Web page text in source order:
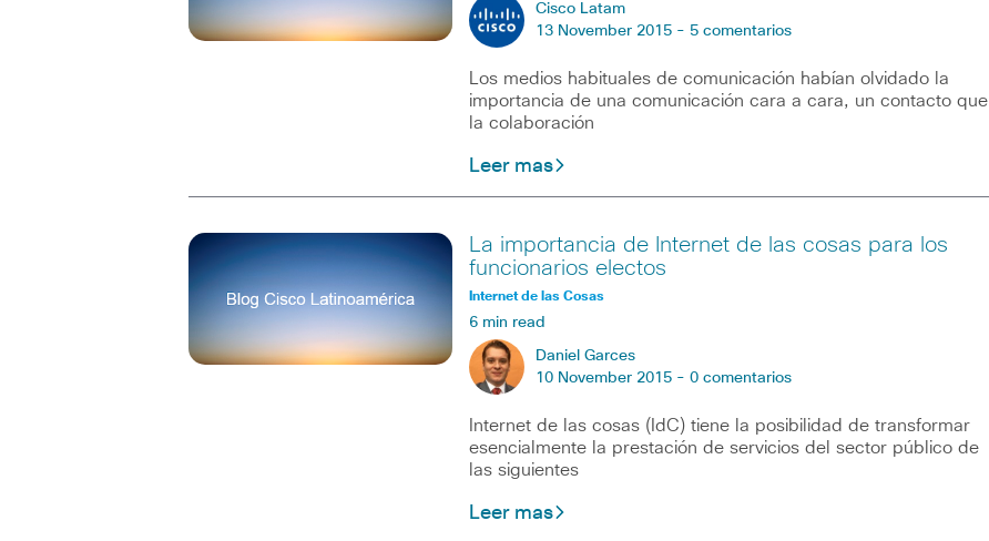
Cisco Latam
13 November 2015 - 5 comentarios
Los medios habituales de comunicación habían olvidado la
importancia de una comunicación cara a cara, un contacto que
la colaboración
Leer mas
La importancia de Internet de las cosas para los
funcionarios electos
Internet de las Cosas
6 min read
Daniel Garces
10 November 2015 - 0 comentarios
Internet de las cosas (IdC) tiene la posibilidad de transformar
esencialmente la prestación de servicios del sector público de
las siguientes
Leer mas